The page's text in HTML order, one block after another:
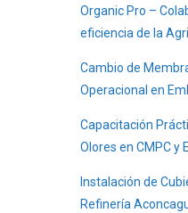
Organic Pro –
eficiencia de la
Cambio de
Operacional en
Capacitación
Olores en CMPC y
Instalación de
Refinería